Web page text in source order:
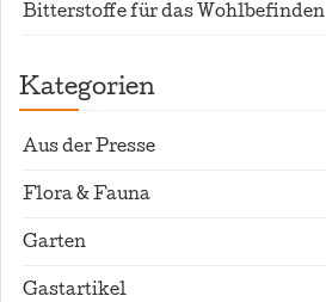
Bitterstoffe für das Wohlbefinden
Kategorien
Aus der Presse
Flora & Fauna
Garten
Gastartikel